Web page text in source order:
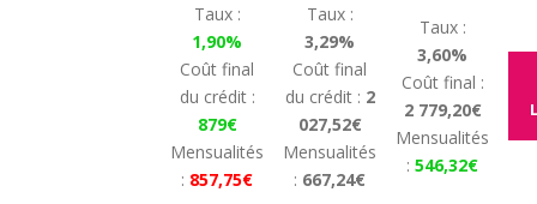
Taux :
1,90%
Coût final
du crédit :
879€
Mensualités
: 857,75€
Taux :
3,29%
Coût final
du crédit : 2
027,52€
Mensualités
: 667,24€
Taux :
3,60%
Coût final :
2 779,20€
Mensualités
: 546,32€